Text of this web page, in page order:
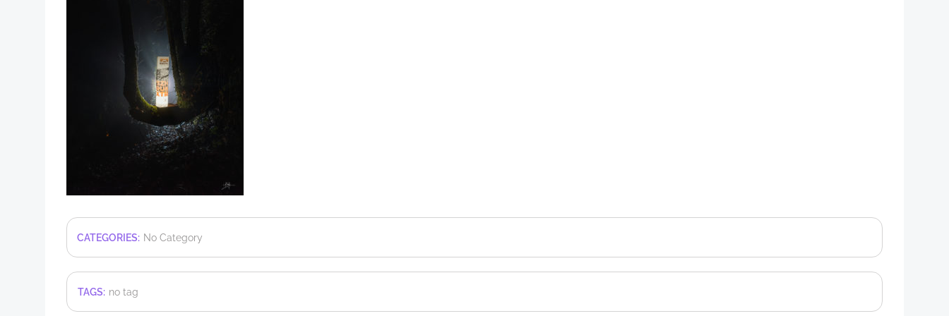
CATEGORIES: No Category
TAGS: no tag